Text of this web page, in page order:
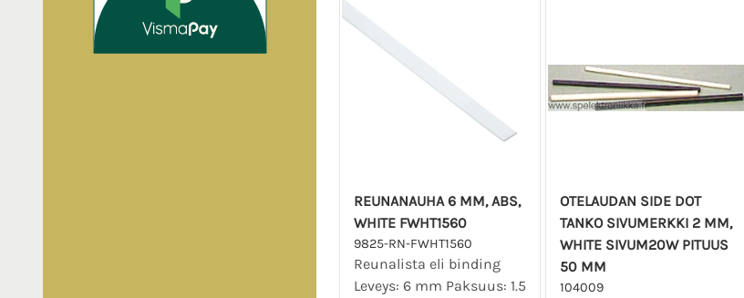
REUNANAUHA 6 MM, ABS,
WHITE FWHT1560
9825-RN-FWHT1560
Reunalista eli binding
Leveys: 6 mm Paksuus: 1.5
OTELAUDAN SIDE DOT
TANKO SIVUMERKKI 2 MM,
WHITE SIVUM20W PITUUS
50 MM
104009